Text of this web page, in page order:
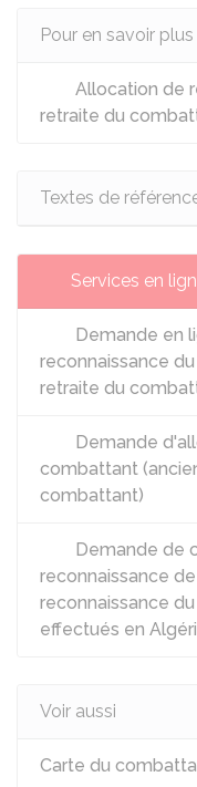
Pour en savoir plus
Allocation de
retraite du
Textes de
Services en
Demande en
reconnaissance
retraite du
Demande
combattant
combattant)
Demande de
reconnaissance
reconnaissance
effectués en
Voir aussi
Carte du